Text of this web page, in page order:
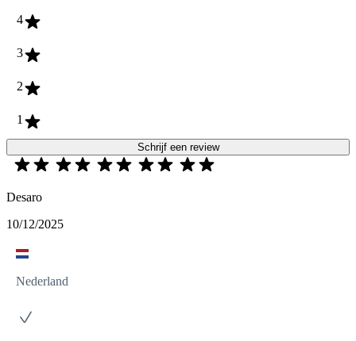
4
3
2
1
Schrijf een review
Desaro
10/12/2025
Nederland